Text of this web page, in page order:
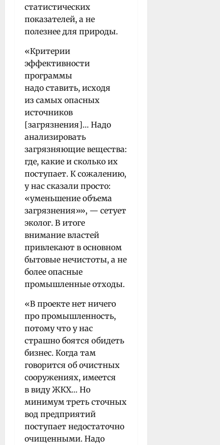
статистических
показателей, а не
полезнее для природы.
«Критерии
эффективности
программы
надо ставить, исходя
из самых опасных
источников
[загрязнения]… Надо
анализировать
загрязняющие вещества:
где, какие и сколько их
поступает. К сожалению,
у нас сказали просто:
«уменьшение объема
загрязнения»», — сетует
эколог. В итоге
внимание властей
привлекают в основном
бытовые нечистоты, а не
более опасные
промышленные отходы.
«В проекте нет ничего
про промышленность,
потому что у нас
страшно боятся обидеть
бизнес. Когда там
говорится об очистных
сооружениях, имеется
в виду ЖКХ… Но
минимум треть сточных
вод предприятий
поступает недостаточно
очищенными. Надо